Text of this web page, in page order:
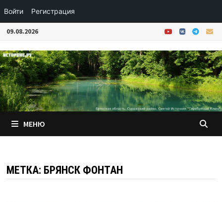
Войти Регистрация
Перейти
содержимому
09.08.2026
МЕНЮ
МЕТКА: БРЯНСК ФОНТАН